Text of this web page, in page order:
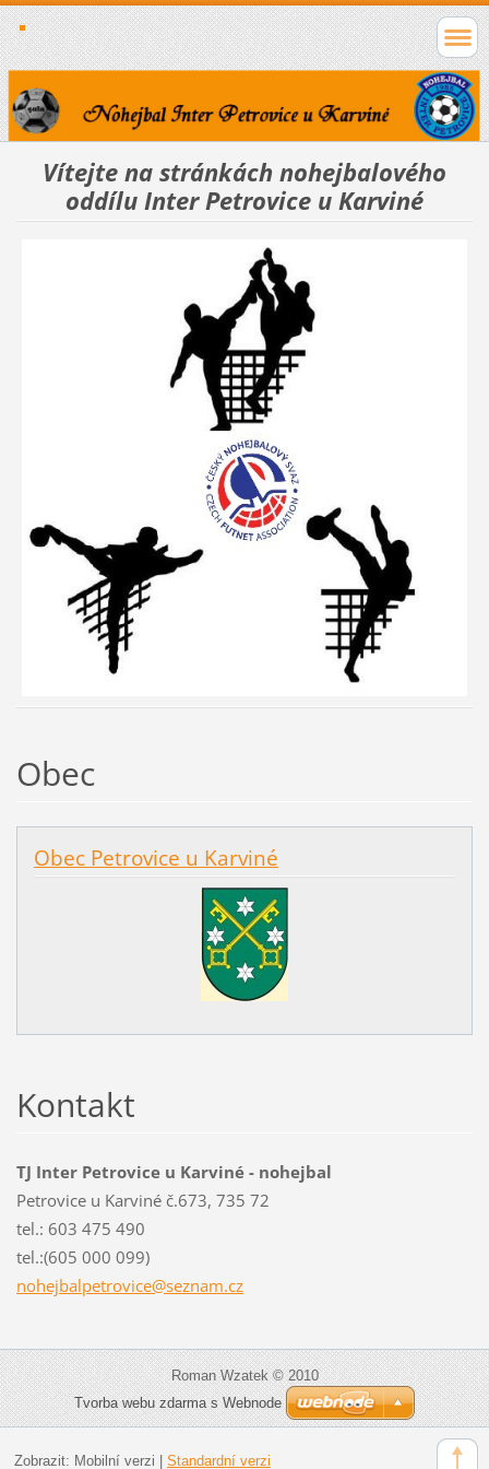
Vítejte na stránkách nohejbalového
oddílu Inter Petrovice u Karviné
Obec
Obec Petrovice u Karviné
Kontakt
TJ Inter Petrovice u Karviné - nohejbal
Petrovice u Karviné č.673, 735 72
tel.: 603 475 490
tel.:(605 000 099)
nohejbalpetrovice@seznam.cz
Roman Wzatek © 2010
Tvorba webu zdarma s Webnode
Zobrazit: Mobilní verzi | Standardní verzi